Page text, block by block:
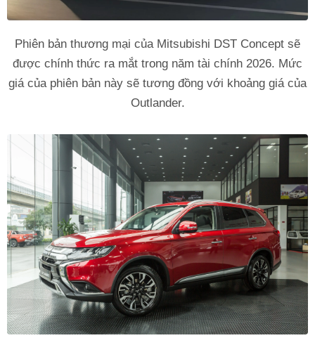
Phiên bản thương mại của Mitsubishi DST Concept sẽ
được chính thức ra mắt trong năm tài chính 2026. Mức
giá của phiên bản này sẽ tương đồng với khoảng giá của
Outlander.